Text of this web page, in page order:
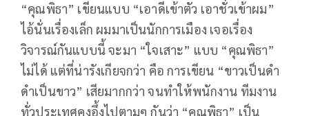
“คุณพิธา” เขียนแบบ “เอาดีเข้าตัว เอาชั่วเข้าผม”
ไอ้นั่นเรื่องเล็ก ผมมาเป็นนักการเมือง เจอเรื่อง
วิจารณ์กันแบบนี้ จะมา “ใจเสาะ” แบบ “คุณพิธา”
ไม่ได้ แต่ที่น่ารังเกียจกว่า คือ การเขียน “ขาวเป็นดำ
ดำเป็นขาว” เสียมากกว่า จนทำให้พนักงาน ทีมงาน
ทั่วประเทศคงอึ้งไปตามๆ กันว่า “คุณพิธา” เป็น